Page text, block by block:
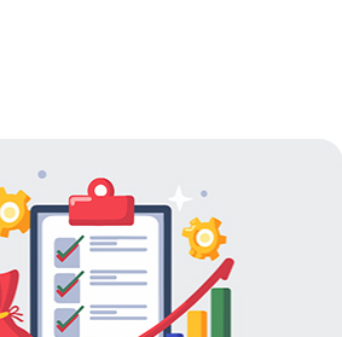
评价语言包括PHP、Python、Java、